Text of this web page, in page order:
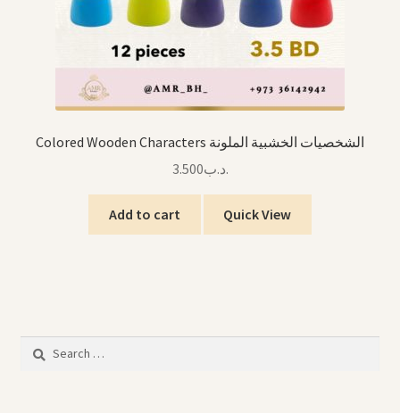
Colored Wooden Characters الشخصيات الخشبية الملونة
.د.ب3.500
Add to cart Quick View